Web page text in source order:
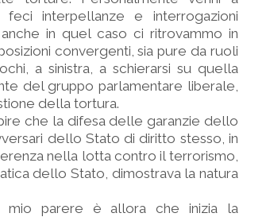
interpellanze e interrogazioni
in quel caso ci ritrovammo in
convergenti, sia pure da ruoli
a sinistra, a schierarsi su quella
del gruppo parlamentare liberale,
della tortura.
che la difesa delle garanzie dello
dello Stato di diritto stesso, in
nella lotta contro il terrorismo,
dello Stato, dimostrava la natura
mio parere è allora che inizia la